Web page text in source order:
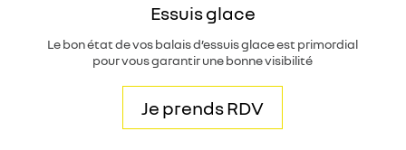
Essuis glace
Le bon état de vos balais d’essuis glace est primordial
pour vous garantir une bonne visibilité
Je prends RDV